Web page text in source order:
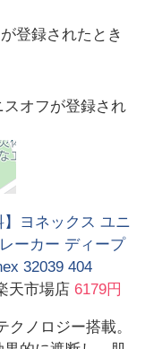
登録されたとき
スオフが登録され
】ヨネックス ユニ
ーカー ディープ
32039 404
天市場店 6179円
クノロジー搭載。